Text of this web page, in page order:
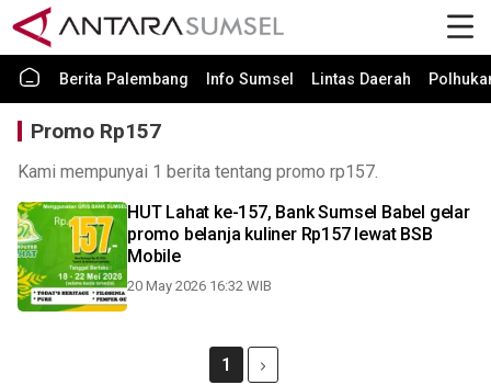
Berita Palembang Info Sumsel Lintas Daerah
Promo Rp157
Kami mempunyai 1 berita tentang promo rp157.
HUT Lahat ke-157, Bank Sumsel Babel gelar
promo belanja kuliner Rp157 lewat BSB
Mobile
20 May 2026 16:32 WIB
1